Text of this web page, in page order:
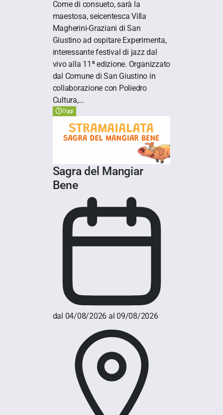
Come di consueto, sarà la
maestosa, seicentesca Villa
Magherini-Graziani di San
Giustino ad ospitare Experimenta,
interessante festival di jazz dal
vivo alla 11ª edizione. Organizzato
dal Comune di San Giustino in
collaborazione con Poliedro
Cultura,...
Oggi
Sagra del Mangiar
Bene
dal 04/08/2026 al 09/08/2026